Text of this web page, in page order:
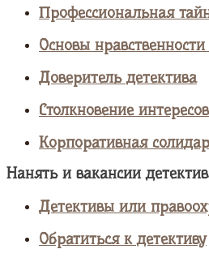
Профессиональная
Основы нравственности
Доверитель детектива
Столкновение
Корпоративная
Нанять и вакансии
Детективы или
Обратиться к детективу